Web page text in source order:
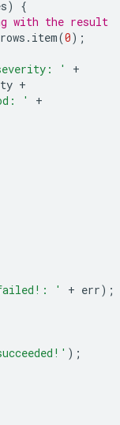
)
{
with the result
rows . item(0);
'
+
+
'
+
failed!: ' + err);
);